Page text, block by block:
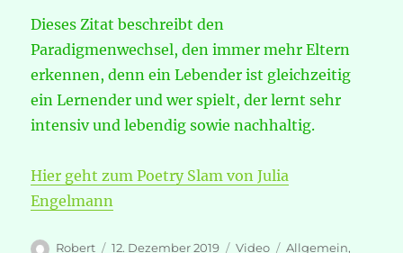
Dieses Zitat beschreibt den
Paradigmenwechsel, den immer mehr Eltern
erkennen, denn ein Lebender ist gleichzeitig
ein Lernender und wer spielt, der lernt sehr
intensiv und lebendig sowie nachhaltig.
Hier geht zum Poetry Slam von Julia
Engelmann
Autor
Robert Veröffentlicht
12. Dezember 2019 Format
Video Kategorien
Allgemein,